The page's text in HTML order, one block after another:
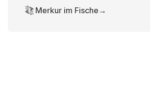
Merkur im Fische →